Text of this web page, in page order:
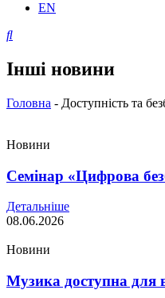
EN
Інші новини
Головна - Доступність та
Новини
Семінар «Цифрова
Детальніше
08.06.2026
Новини
Музика доступна для